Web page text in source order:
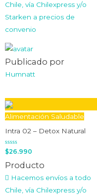
Chile, vía Chilexpress y/o
Starken a precios de
convenio
Publicado por
Humnatt
Alimentación Saludable
Intra 02 – Detox Natural
Valorado
en
0
de
$26.990
Producto
Hacemos envíos a todo
Chile, vía Chilexpress y/o